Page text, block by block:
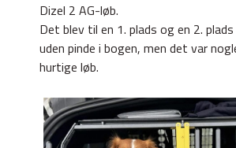
Dizel 2 AG-løb.
Det blev til en 1. plads og en 2.
uden pinde i bogen, men det var
hurtige løb.